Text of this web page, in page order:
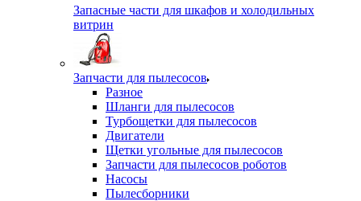
Запасные части для шкафов и холодильных
витрин
Запчасти для пылесосов
Разное
Шланги для пылесосов
Турбощетки для пылесосов
Двигатели
Щетки угольные для пылесосов
Запчасти для пылесосов роботов
Насосы
Пылесборники